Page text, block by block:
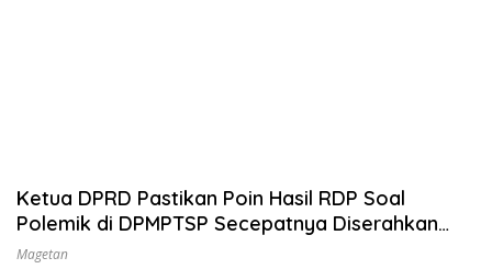
Ketua DPRD Pastikan Poin Hasil RDP Soal
Polemik di DPMPTSP Secepatnya Diserahkan
Bupati
Magetan